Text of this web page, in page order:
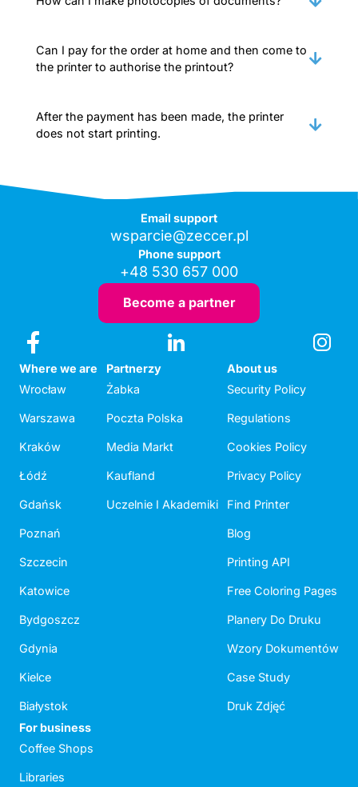
Can I pay for the order at home and then come to
the printer to authorise the printout?
After the payment has been made, the printer
does not start printing.
Email support
wsparcie@zeccer.pl
Phone support
+48 530 657 000
Become a partner
Where we are
Wrocław
Warszawa
Kraków
Łódź
Gdańsk
Poznań
Szczecin
Katowice
Bydgoszcz
Gdynia
Kielce
Białystok
Partnerzy
Żabka
Poczta Polska
Media Markt
Kaufland
Uczelnie I Akademiki
About us
Security Policy
Regulations
Cookies Policy
Privacy Policy
Find Printer
Blog
Printing API
Free Coloring Pages
Planery Do Druku
Wzory Dokumentów
Case Study
Druk Zdjęć
For business
Coffee Shops
Libraries